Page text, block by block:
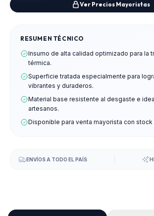
Ver Precios Mayoristas
RESUMEN TÉCNICO
Insumo de alta calidad optimizado para la
térmica.
Superficie tratada especialmente para
vibrantes y duraderos.
Material base resistente al desgaste e
artesanos.
Disponible para venta mayorista con stock
ENVÍOS A TODO EL PAÍS